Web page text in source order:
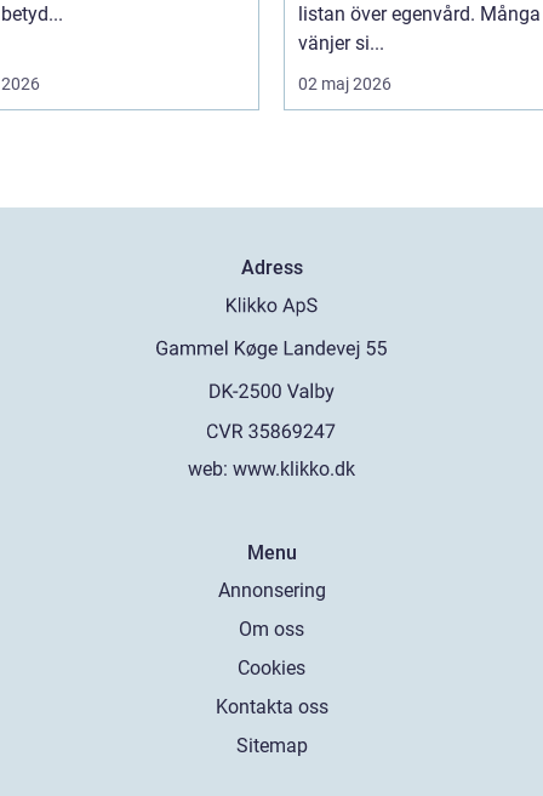
listan över egenvård. Många
vänjer si...
02 maj 2026
Adress
web: www.klikko.dk
Menu
Annonsering
Om oss
Cookies
Kontakta oss
Sitemap